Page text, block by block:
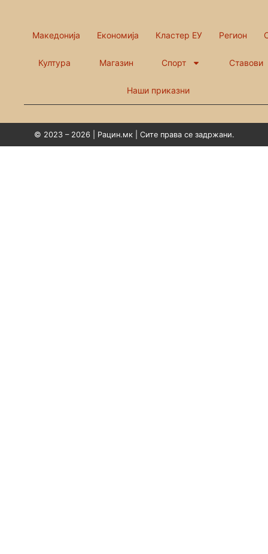
Македонија Економија Кластер ЕУ Регион
Култура Магазин Спорт Ставови
Наши приказни
© 2023 – 2026 | Рацин.мк | Сите права се задржани.